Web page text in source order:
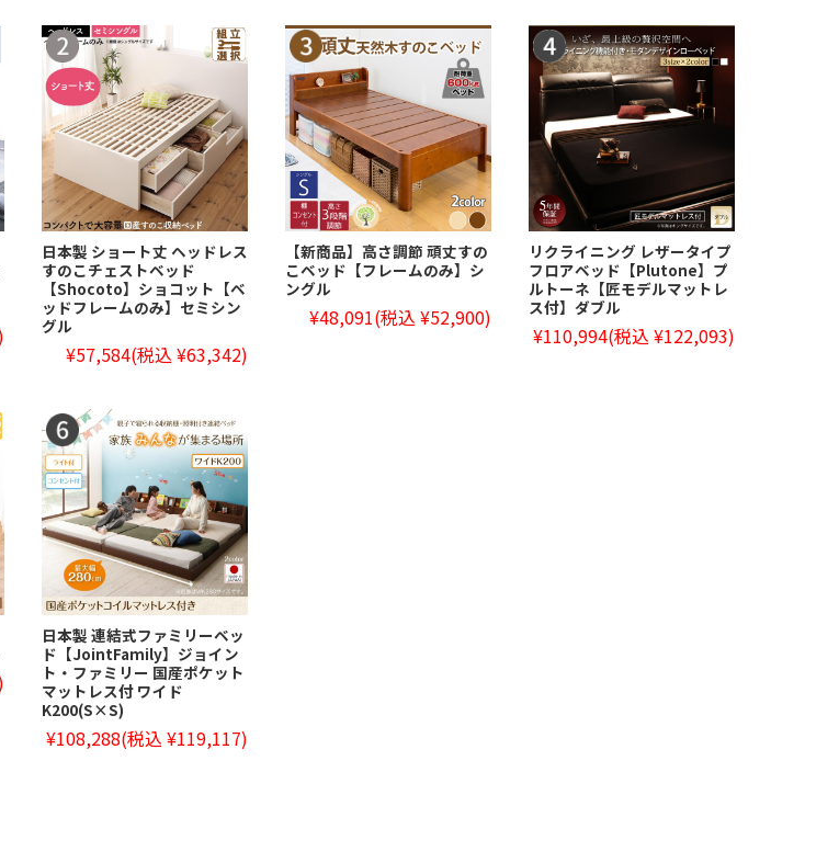
日本製 ショート丈 ヘッドレス
すのこチェストベッド
【Shocoto】ショコット【ベ
ッドフレームのみ】セミシン
グル
¥57,584(税込 ¥63,342)
【新商品】高さ調節 頑丈すの
こベッド【フレームのみ】シ
ングル
¥48,091(税込 ¥52,900)
リクライニング レザータイプ
フロアベッド【Plutone】プ
ルトーネ【匠モデルマットレ
ス付】ダブル
¥110,994(税込 ¥122,093)
日本製 連結式ファミリーベッ
ド【JointFamily】ジョイン
ト・ファミリー 国産ポケット
マットレス付 ワイド
K200(S×S)
¥108,288(税込 ¥119,117)